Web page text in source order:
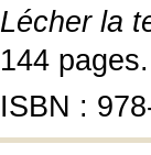
Lécher la
144 pages.
ISBN :